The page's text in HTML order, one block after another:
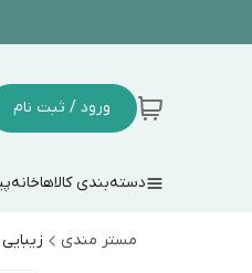
ورود / ثبت نام
دسته‌بندی کالاهاخانه
مستر مندی